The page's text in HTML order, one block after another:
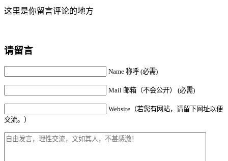
这里是你留言评论的地方
请留言
Name 称呼 (必需)
Mail 邮箱（不会公开） (必需)
Website（若您有网站，请留下网址以便
交流。）